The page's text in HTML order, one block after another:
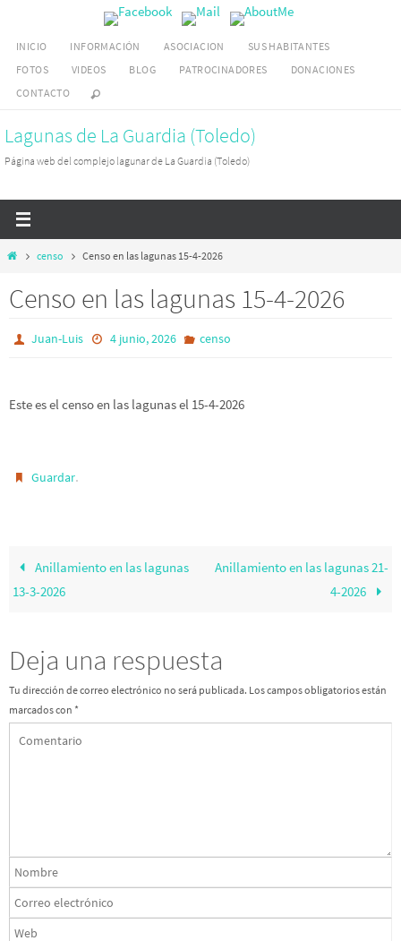
contenido
INICIO INFORMACIÓN ASOCIACION
SUS HABITANTES
FOTOS
VIDEOS BLOG PATROCINADORES
DONACIONES
CONTACTO
Lagunas de La Guardia (Toledo)
Página web del complejo lagunar de La Guardia (Toledo)
Iniciocenso Censo en las lagunas 15-4-2026
Censo en las lagunas 15-4-2026
Juan-Luis 4 junio, 2026 censo
Este es el censo en las lagunas el 15-4-2026
Guardar.
Anillamiento en las lagunas
13-3-2026
Anillamiento en las lagunas 21-
4-2026
Deja una respuesta
Tu dirección de correo electrónico no será publicada. Los campos obligatorios están
marcados con *